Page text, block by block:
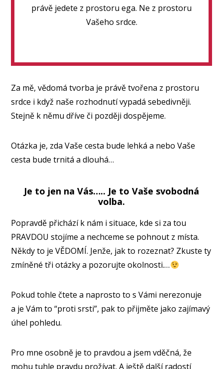
právě jedete z prostoru ega. Ne z prostoru
Vašeho srdce.
Za mě, vědomá tvorba je právě tvořena z prostoru
srdce i když naše rozhodnutí vypadá sebedivněji.
Stejně k němu dříve či později dospějeme.
Otázka je, zda Vaše cesta bude lehká a nebo Vaše
cesta bude trnitá a dlouhá…
Je to jen na Vás….. Je to Vaše svobodná
volba.
Popravdě přichází k nám i situace, kde si za tou
PRAVDOU stojíme a nechceme se pohnout z místa.
Někdy to je VĚDOMÍ. Jenže, jak to rozeznat? Zkuste ty
zmíněné tři otázky a pozorujte okolnosti.…
Pokud tohle čtete a naprosto to s Vámi nerezonuje
a je Vám to “proti srsti”, pak to přijměte jako zajímavý
úhel pohledu.
Pro mne osobně je to pravdou a jsem vděčná, že
mohu tuhle pravdu prožívat. A ještě další radostí